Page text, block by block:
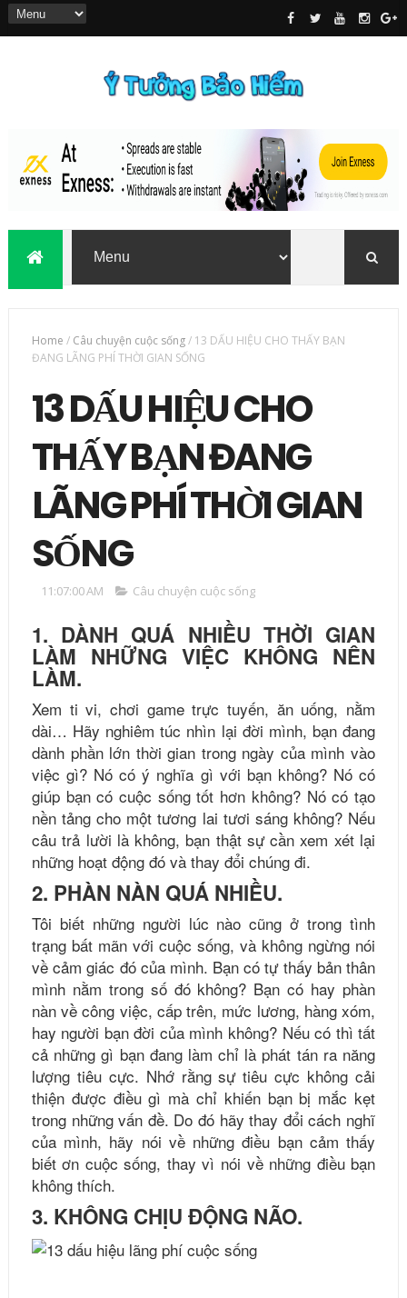
Home / Câu chuyện cuộc sống/ 13 DẤU HIỆU CHO THẤY BẠN
ĐANG LÃNG PHÍ THỜI GIAN SỐNG
13 DẤU HIỆU CHO
THẤY BẠN ĐANG
LÃNG PHÍ THỜI GIAN
SỐNG
11:07:00 AM Câu chuyện cuộc sống
1. DÀNH QUÁ NHIỀU THỜI GIAN
LÀM NHỮNG VIỆC KHÔNG NÊN
LÀM.
Xem ti vi, chơi game trực tuyến, ăn uống, nằm
dài… Hãy nghiêm túc nhìn lại đời mình, bạn đang
dành phần lớn thời gian trong ngày của mình vào
việc gì? Nó có ý nghĩa gì với bạn không? Nó có
giúp bạn có cuộc sống tốt hơn không? Nó có tạo
nền tảng cho một tương lai tươi sáng không? Nếu
câu trả lười là không, bạn thật sự cần xem xét lại
những hoạt động đó và thay đổi chúng đi.
2. PHÀN NÀN QUÁ NHIỀU.
Tôi biết những người lúc nào cũng ở trong tình
trạng bất mãn với cuộc sống, và không ngừng nói
về cảm giác đó của mình. Bạn có tự thấy bản thân
mình nằm trong số đó không? Bạn có hay phàn
nàn về công việc, cấp trên, mức lương, hàng xóm,
hay người bạn đời của mình không? Nếu có thì tất
cả những gì bạn đang làm chỉ là phát tán ra năng
lượng tiêu cực. Nhớ rằng sự tiêu cực không cải
thiện được điều gì mà chỉ khiến bạn bị mắc kẹt
trong những vấn đề. Do đó hãy thay đổi cách nghĩ
của mình, hãy nói về những điều bạn cảm thấy
biết ơn cuộc sống, thay vì nói về những điều bạn
không thích.
3. KHÔNG CHỊU ĐỘNG NÃO.